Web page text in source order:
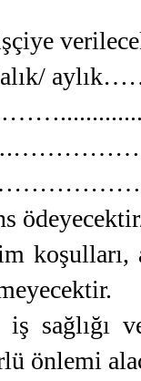
koşulları,
sağlığı
önlemi